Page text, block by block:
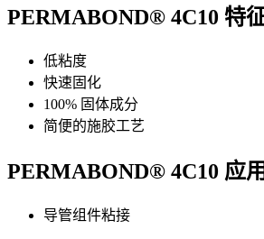
PERMABOND® 4C10 特
低粘度
快速固化
100% 固体成分
简便的施胶工艺
PERMABOND® 4C10 应用
导管组件粘接